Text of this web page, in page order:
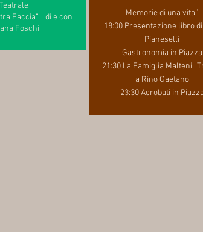
Faccia” di e con
Foschi
Memorie di una vita”
18:00 Presentazione libro
Pianeselli
Gastronomia in Piazza
21:30 La Famiglia Malteni
a Rino Gaetano
23:30 Acrobati in